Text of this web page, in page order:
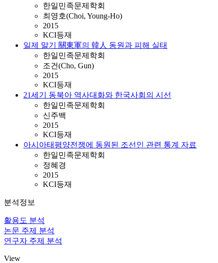
한일민족문제학회
최영호(Choi, Young-Ho)
2015
KCI등재
일제 말기 關東軍의 韓人 동원과 피해 실태
한일민족문제학회
조건(Cho, Gun)
2015
KCI등재
21세기 동북아 역사대화와 한국사회의 시선
한일민족문제학회
신주백
2015
KCI등재
아시아태평양전쟁에 동원된 조선인 관련 통계 자료
한일민족문제학회
정혜경
2015
KCI등재
분석정보
활용도 분석
논문 주제 분석
연구자 주제 분석
View